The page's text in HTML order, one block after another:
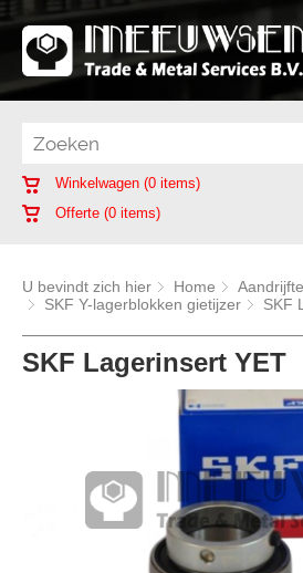
Winkelwagen (0 items)
Offerte (0 items)
U bevindt zich hier Home
SKF Y-lagerblokken gietijzer
SKF
SKF Lagerinsert YET